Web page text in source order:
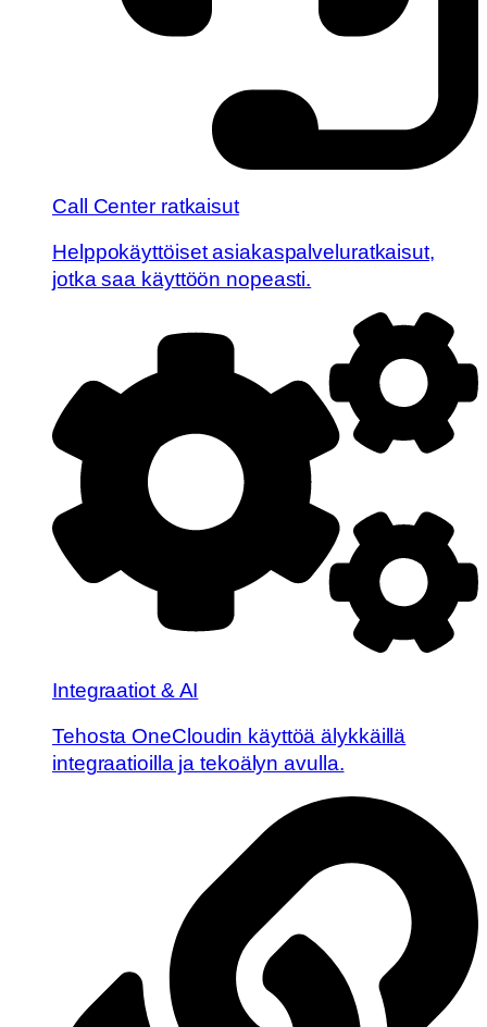
Call Center ratkaisut
Helppokäyttöiset asiakaspalveluratkaisut,
jotka saa käyttöön nopeasti.
Integraatiot & AI
Tehosta OneCloudin käyttöä älykkäillä
integraatioilla ja tekoälyn avulla.